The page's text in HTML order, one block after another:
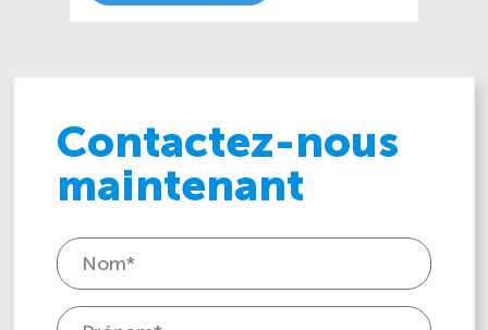
Contactez-nous
maintenant